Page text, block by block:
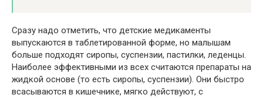
Сразу надо отметить, что детские медикаменты
выпускаются в таблетированной форме, но малышам
больше подходят сиропы, суспензии, пастилки, леденцы.
Наиболее эффективными из всех считаются препараты на
жидкой основе (то есть сиропы, суспензии). Они быстро
всасываются в кишечнике, мягко действуют, с